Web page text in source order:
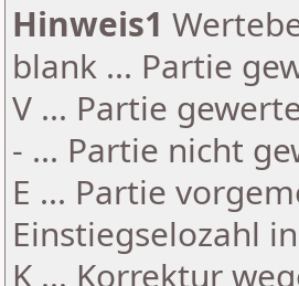
Hinweis1
blank ... Partie
V ... Partie
- ... Partie nicht
E ... Partie
Einstiegselozahl
K ... Korrektur